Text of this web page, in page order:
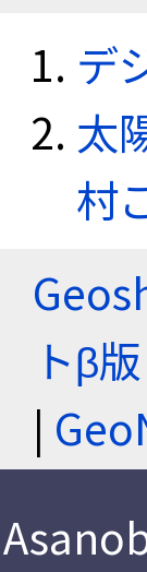
デ
太
村
トβ版
|